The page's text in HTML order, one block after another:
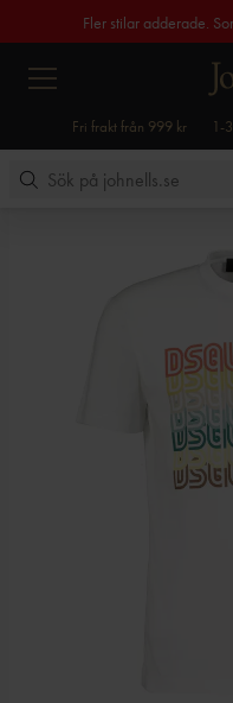
Fler stilar adderade.
Fri frakt från 999 kr 1-